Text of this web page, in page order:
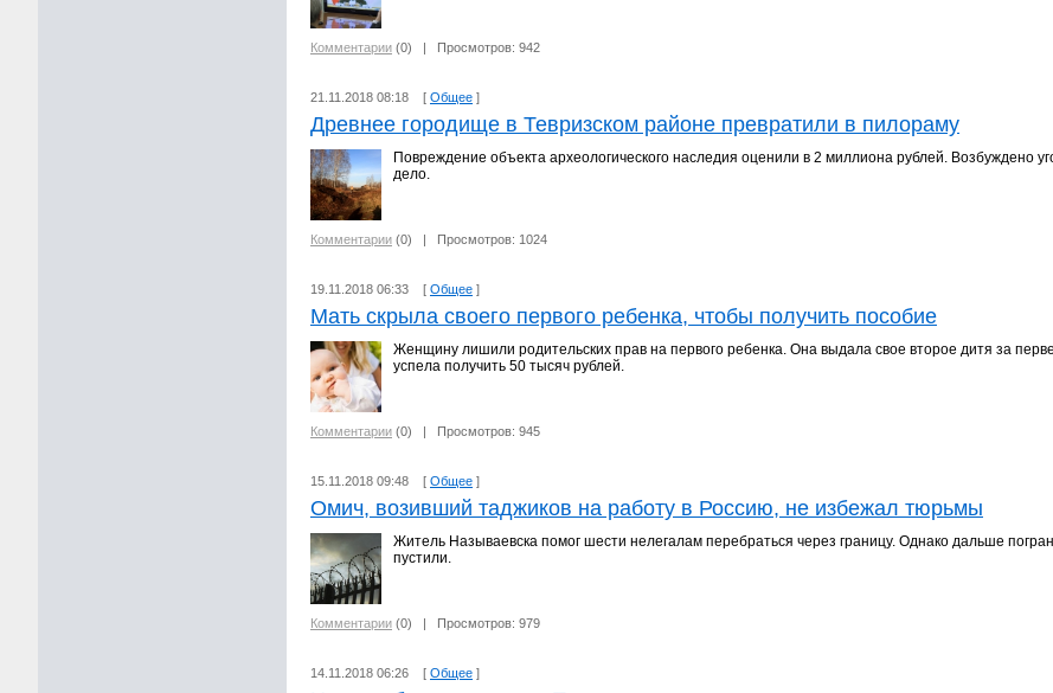
Комментарии (0) | Просмотров: 942
21.11.2018 08:18 [ Общее ]
Древнее городище в Тевризском районе превратили в пилораму
Повреждение объекта археологического наследия оценили в 2 миллиона рублей. Возбуждено
дело.
Комментарии (0) | Просмотров: 1024
19.11.2018 06:33 [ Общее ]
Мать скрыла своего первого ребенка, чтобы получить пособие
Женщину лишили родительских прав на первого ребенка. Она выдала свое второе дитя за
успела получить 50 тысяч рублей.
Комментарии (0) | Просмотров: 945
15.11.2018 09:48 [ Общее ]
Омич, возивший таджиков на работу в Россию, не избежал тюрьмы
Житель Называевска помог шести нелегалам перебраться через границу. Однако дальше
пустили.
Комментарии (0) | Просмотров: 979
14.11.2018 06:26 [ Общее ]